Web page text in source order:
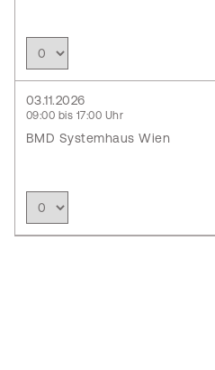
03.11.2026
09:00 bis 17:00 Uhr
BMD Systemhaus Wien